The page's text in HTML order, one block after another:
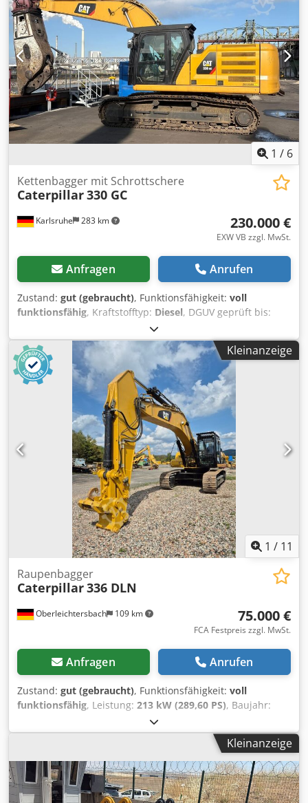
Original CAT-Ausleger Credjziyb Djpfx Anisf * Passend für
CAT 320?330 (je nach Ausführung) * Neu, unbenutzt *
Inklusive Hubzylinder * Hydraulikleitungen bereits
montiert * Sofort verfügbar Ideal als Ersatzteil oder für
den Umbau bzw. die Instandsetzung eines Baggers.
1 / 6
Karlsruhe 283 km
Kettenbagger mit Schrottschere
Caterpillar330 GC
230.000 €
EXW VB zzgl. MwSt.
Anfragen Anrufen
Zustand: gut (gebraucht), Funktionsfähigkeit: voll
funktionsfähig, Kraftstofftyp: Diesel, DGUV geprüft bis:
, Betriebsstunden:
Maschinen-/Fahrzeugnummer:CAT00330KNDH00178, Zum
Verkauf steht ein Caterpillar Scherenbagger Modell 330
GC, Baujahr 08/2019, mit nur 1.515,6 Betriebsstunden.
Ausgestattet mit einer angebauten Demarec (Kingshofer)
Schere, Modell DRS-60-B. Die Maschine ist sofort verfügbar
und kann nach Absprache im Karlsruher Hafen besichtigt
werden. Weitere Informationen gerne auf Anfrage. Der
Verkauf erfolgt ausschließlich an gewerbliche Kunden.
Crodpszb Nmhefx Anisf Dieses Angebot ist freibleibend
und versteht sich vorbehaltlich einer detaillierten
technischen und rechtlichen Prüfung sowie einer
vertraglichen Einigung zwischen den Parteien.
Kleinanzeige
1 / 11
Oberleichtersbach 109 km
Raupenbagger
Caterpillar336 DLN
75.000 €
FCA Festpreis zzgl. MwSt.
Anfragen Anrufen
Zustand: gut (gebraucht), Funktionsfähigkeit: voll
funktionsfähig, Leistung: 213 kW (289,60 PS), Baujahr:
9.500 h
Maschinen-/Fahrzeugnummer:MYG00396, S/N: MYG00396
Cedpfx Anouh Scvjierf inkl. Felslöffel Gewicht: ca. 39,5 t
Kleinanzeige